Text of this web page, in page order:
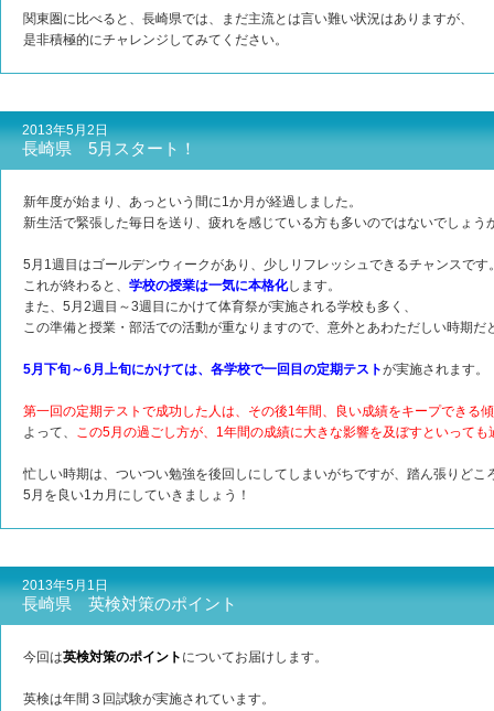
関東圏に比べると、長崎県では、まだ主流とは言い難い状況はありますが、
是非積極的にチャレンジしてみてください。
2013年5月2日
長崎県 5月スタート！
新年度が始まり、あっという間に1か月が経過しました。
新生活で緊張した毎日を送り、疲れを感じている方も多いのではないでしょう
5月1週目はゴールデンウィークがあり、少しリフレッシュできるチャンスです
これが終わると、 学校の授業は一気に本格化します。
また、5月2週目～3週目にかけて体育祭が実施される学校も多く、
この準備と授業・部活での活動が重なりますので、意外とあわただしい時期だ
5月下旬～6月上旬にかけては、各学校で一回目の定期テストが実施されます。
第一回の定期テストで成功した人は、その後1年間、良い成績をキープできる
よって、 この5月の過ごし方が、1年間の成績に大きな影響を及ぼすといっても
忙しい時期は、ついつい勉強を後回しにしてしまいがちですが、踏ん張りどこ
5月を良い1カ月にしていきましょう！
2013年5月1日
長崎県 英検対策のポイント
今回は英検対策のポイント についてお届けします。
英検は年間３回試験が実施されています。